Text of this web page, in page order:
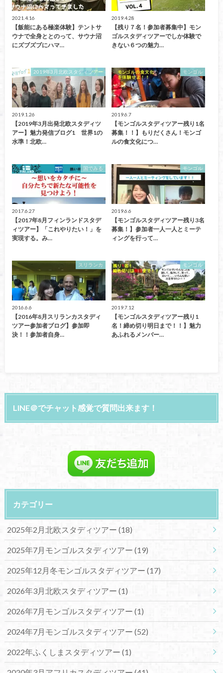
2021.4.16
【飯能にある極楽体験】テントサ
ウナで全身ととのって、サウナ沼
にズブズブにハマ…
2019.4.28
【残り７名！参加者募集中】モン
ゴルスタディツアーでしか体験で
きない６つの魅力…
2019年3月北欧スタディツアー
2019.1.26
【2019年3月出発北欧スタディツ
アー】魅力発信ブログ1 世界1の
水準！北欧…
モンゴル
2019.6.7
【モンゴルスタディツアー残り1名
募集！！】もりだくさん！モンゴ
ルの食文化につ…
国でみる
2017.6.27
【2017年8月フィンランドスタデ
ィツアー】「これやりたい！」を
実現する。み…
モンゴル
2019.6.6
【モンゴルスタディツアー残り3名
募集！】参加者一人一人とミーテ
ィングを行って…
スリランカ
2016.6.6
【2016年8月スリランカスタディ
ツアー参加者ブログ】参加即
決！！参加者自身…
モンゴル
2019.7.12
【モンゴルスタディツアー残り1
名！締め切り明日まで！！】魅力
あふれるメンバー…
LINE＠でチャット感覚で質問出来ます！
カテゴリー
2025年2月北欧スタディツアー (18)
2025年7月モンゴルスタディツアー (19)
2025年12月冬モンゴルスタディツアー (17)
2026年3月北欧スタディツアー (1)
2026年7月モンゴルスタディツアー (1)
2024年7月モンゴルスタディツアー (52)
2022年ふくしまスタディツアー (1)